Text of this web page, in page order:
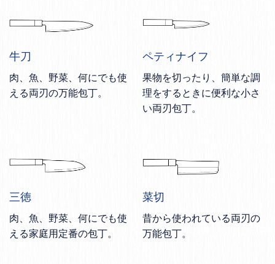
牛刀
肉、魚、野菜、何にでも使
える両刃の万能包丁。
ペティナイフ
果物を切ったり、簡単な調
理をするときに便利な小さ
い両刃包丁。
三徳
肉、魚、野菜、何にでも使
える家庭用定番の包丁。
菜切
昔から使われている両刃の
万能包丁。